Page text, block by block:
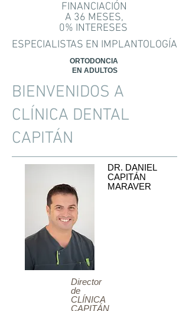
FINANCIACIÓN
A 36 MESES,
0% INTERESES
ESPECIALISTAS EN IMPLANTOLOGÍA
ORTODONCIA
EN ADULTOS
BIENVENIDOS A
CLÍNICA DENTAL
CAPITÁN
DR. DANIEL
CAPITÁN
MARAVER
Director
de
CLÍNICA
CAPITÁN